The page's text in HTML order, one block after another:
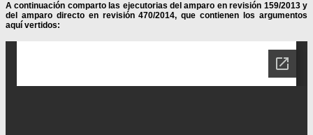
A continuación comparto las ejecutorias del amparo en revisión 159/2013 y
del amparo directo en revisión 470/2014, que contienen los argumentos
aquí vertidos: